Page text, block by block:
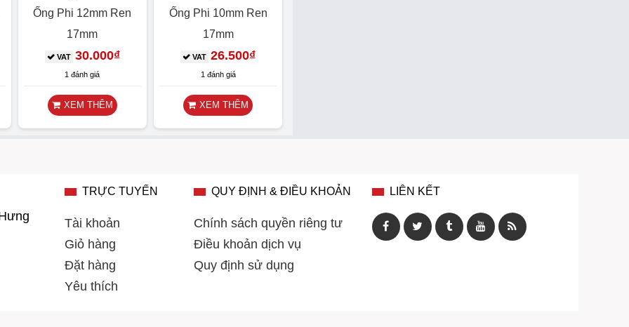
Ống Phi 12mm Ren
17mm
VAT 30.000₫
1 đánh giá
XEM THÊM
Ống Phi 10mm Ren
17mm
VAT 26.500₫
1 đánh giá
XEM THÊM
TRỰC TUYẾN
Tài khoản
Giỏ hàng
Đặt hàng
Yêu thích
QUY ĐỊNH & ĐIỀU KHOẢN
Chính sách quyền riêng tư
Điều khoản dịch vụ
Quy định sử dụng
LIÊN KẾT